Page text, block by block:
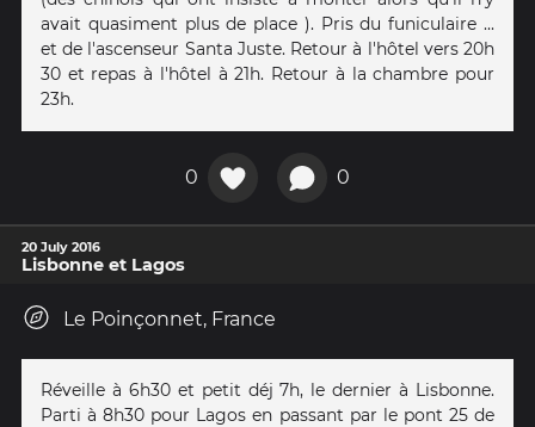
avait quasiment plus de place ). Pris du funiculaire ...
et de l'ascenseur Santa Juste. Retour à l'hôtel vers 20h
30 et repas à l'hôtel à 21h. Retour à la chambre pour
23h.
0 0
20 July 2016
Lisbonne et Lagos
Le Poinçonnet, France
Réveille à 6h30 et petit déj 7h, le dernier à Lisbonne.
Parti à 8h30 pour Lagos en passant par le pont 25 de